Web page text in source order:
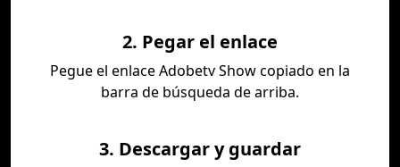
2. Pegar el enlace
Pegue el enlace Adobetv Show copiado en la
barra de búsqueda de arriba.
3. Descargar y guardar